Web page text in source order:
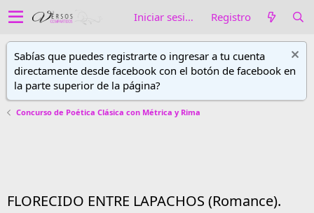
Iniciar sesión Registro
Sabías que puedes registrarte o ingresar a tu cuenta
directamente desde facebook con el botón de facebook en
la parte superior de la página?
Concurso de Poética Clásica con Métrica y Rima
FLORECIDO ENTRE LAPACHOS (Romance).